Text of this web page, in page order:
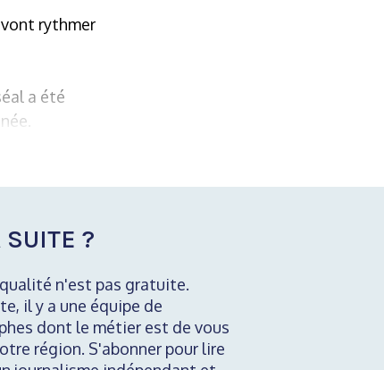
rythmer
a été
?
n'est pas gratuite.
il y a une équipe de
dont le métier est de vous
région. S'abonner pour lire